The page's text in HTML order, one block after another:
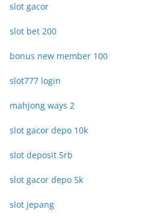
slot gacor
slot bet 200
bonus new member 100
slot777 login
mahjong ways 2
slot gacor depo 10k
slot deposit 5rb
slot gacor depo 5k
slot jepang